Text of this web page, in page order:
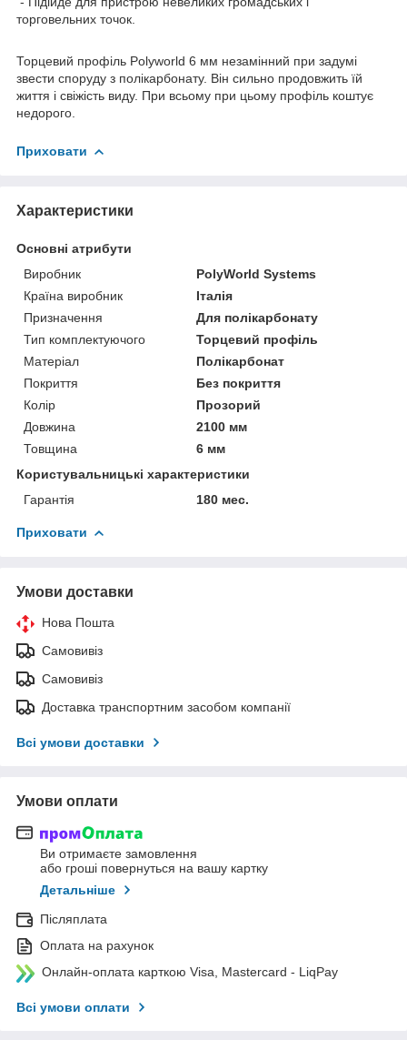
торговельних точок.
Торцевий профіль Polyworld 6 мм незамінний при задумі
звести споруду з полікарбонату. Він сильно продовжить їй
життя і свіжість виду. При всьому при цьому профіль коштує
недорого.
Приховати
Характеристики
Основні атрибути
Виробник
PolyWorld Systems
Країна виробник
Італія
Призначення
Для полікарбонату
Тип комплектуючого
Торцевий профіль
Матеріал
Полікарбонат
Покриття
Без покриття
Колір
Прозорий
Довжина
2100 мм
Товщина
6 мм
Користувальницькі характеристики
Гарантія
180 мес.
Приховати
Умови доставки
Нова Пошта
Самовивіз
Самовивіз
Доставка транспортним засобом компанії
Всі умови доставки
Умови оплати
Ви отримаєте замовлення
або гроші повернуться на вашу картку
Детальніше
Післяплата
Оплата на рахунок
Онлайн-оплата карткою Visa, Mastercard - LiqPay
Всі умови оплати